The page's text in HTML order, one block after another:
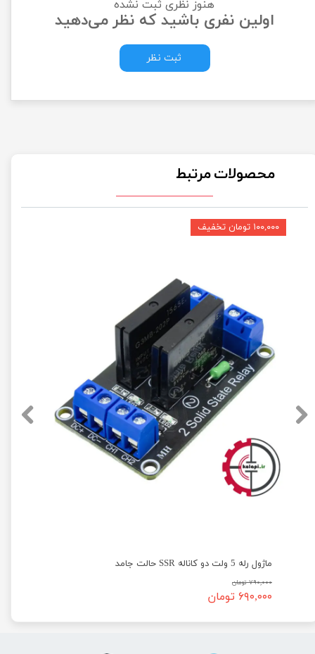
هنوز نظری ثبت نشده
اولین نفری باشید که نظر می‌دهید
ثبت نظر
محصولات مرتبط
ماژول رله 5 ولت دو کاناله SSR حالت جامد
۷۹۰,۰۰۰ تومان
۶۹۰,۰۰۰ تومان
۱۰۰,۰۰۰ تومان تخفیف